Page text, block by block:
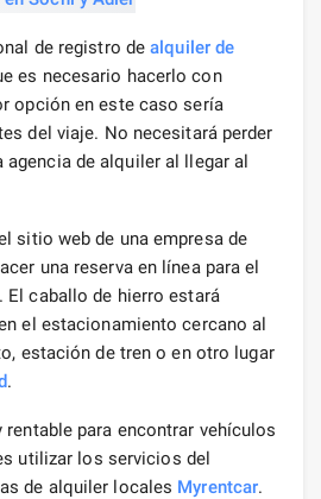
de registro dealquiler de
es necesario hacerlo con
opción en este caso sería
del viaje. No necesitará perder
agencia de alquiler al llegar al
sitio web de una empresa de
una reserva en línea para el
El caballo de hierro estará
el estacionamiento cercano al
estación de tren o en otro lugar
.
para encontrar vehículos
utilizar los servicios del
de alquiler locales Myrentcar.